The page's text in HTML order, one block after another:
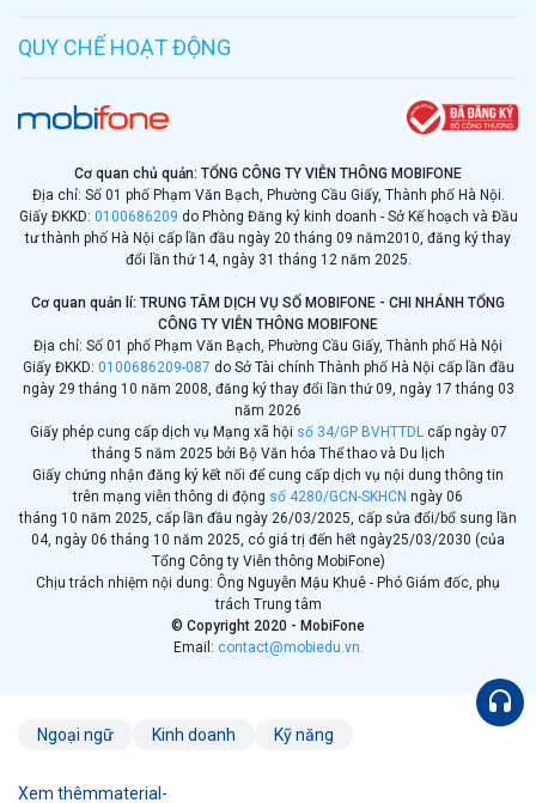
QUY CHẾ HOẠT ĐỘNG
Cơ quan chủ quản: TỔNG CÔNG TY VIỄN THÔNG MOBIFONE
Địa chỉ: Số 01 phố Phạm Văn Bạch, Phường Cầu Giấy, Thành phố Hà Nội.
Giấy ĐKKD: 0100686209 do Phòng Đăng ký kinh doanh - Sở Kế hoạch và Đầu
tư thành phố Hà Nội cấp lần đầu ngày 20 tháng 09 năm2010, đăng ký thay
đổi lần thứ 14, ngày 31 tháng 12 năm 2025.
Cơ quan quản lí: TRUNG TÂM DỊCH VỤ SỐ MOBIFONE - CHI NHÁNH TỔNG
CÔNG TY VIỄN THÔNG MOBIFONE
Địa chỉ: Số 01 phố Phạm Văn Bạch, Phường Cầu Giấy, Thành phố Hà Nội
Giấy ĐKKD: 0100686209-087 do Sở Tài chính Thành phố Hà Nội cấp lần đầu
ngày 29 tháng 10 năm 2008, đăng ký thay đổi lần thứ 09, ngày 17 tháng 03
năm 2026
Giấy phép cung cấp dịch vụ Mạng xã hội số 34/GP BVHTTDL cấp ngày 07
tháng 5 năm 2025 bởi Bộ Văn hóa Thể thao và Du lịch
Giấy chứng nhận đăng ký kết nối để cung cấp dịch vụ nội dung thông tin
trên mạng viễn thông di động số 4280/GCN-SKHCN ngày 06
tháng 10 năm 2025, cấp lần đầu ngày 26/03/2025, cấp sửa đổi/bổ sung lần
04, ngày 06 tháng 10 năm 2025, có giá trị đến hết ngày25/03/2030 (của
Tổng Công ty Viễn thông MobiFone)
Chịu trách nhiệm nội dung: Ông Nguyễn Mậu Khuê - Phó Giám đốc, phụ
trách Trung tâm
© Copyright 2020 - MobiFone
Email: contact@mobiedu.vn.
Ngoại ngữ Kinh doanh Kỹ năng
Xem thêmmaterial-